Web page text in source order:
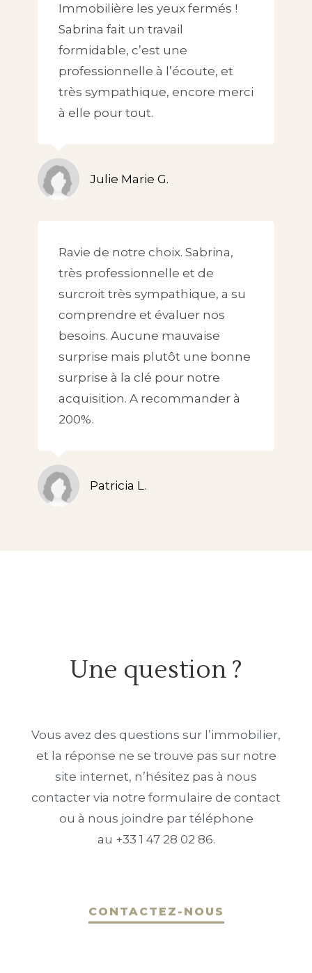
Immobilière les yeux fermés !
Sabrina fait un travail
formidable, c’est une
professionnelle à l’écoute, et
très sympathique, encore merci
à elle pour tout.
Julie Marie G.
Ravie de notre choix. Sabrina,
très professionnelle et de
surcroit très sympathique, a su
comprendre et évaluer nos
besoins. Aucune mauvaise
surprise mais plutôt une bonne
surprise à la clé pour notre
acquisition. A recommander à
200%.
Patricia L.
Une question ?
Vous avez des questions sur l’immobilier,
et la réponse ne se trouve pas sur notre
site internet, n’hésitez pas à nous
contacter via notre formulaire de contact
ou à nous joindre par téléphone
au +33 1 47 28 02 86.
CONTACTEZ-NOUS